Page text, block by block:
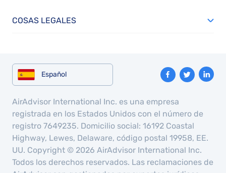
COSAS LEGALES
Español
AirAdvisor International Inc. es una empresa
registrada en los Estados Unidos con el número de
registro 7649235. Domicilio social: 16192 Coastal
Highway, Lewes, Delaware, código postal 19958, EE.
UU. Copyright © 2026 AirAdvisor International Inc.
Todos los derechos reservados. Las reclamaciones de